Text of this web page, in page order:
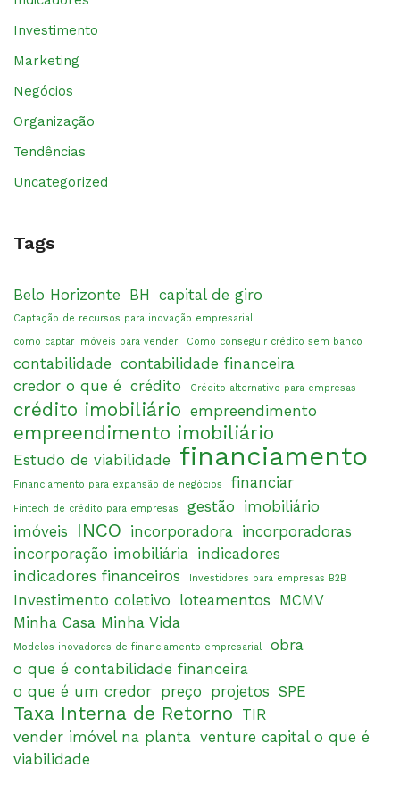
Investimento
Marketing
Negócios
Organização
Tendências
Uncategorized
Tags
Belo Horizonte BH capital de giro
Captação de recursos para inovação empresarial
como captar imóveis para vender
Como conseguir crédito sem banco
contabilidade contabilidade financeira
credor o que é crédito Crédito alternativo para empresas
crédito imobiliário empreendimento
empreendimento imobiliário
Estudo de viabilidade financiamento
Financiamento para expansão de negócios financiar
Fintech de crédito para empresas gestão imobiliário
imóveis
INCO incorporadora incorporadoras
incorporação imobiliária indicadores
indicadores financeiros
Investidores para empresas B2B
Investimento coletivo loteamentos MCMV
Minha Casa Minha Vida
Modelos inovadores de financiamento empresarial
obra
o que é contabilidade financeira
o que é um credor preço projetos SPE
Taxa Interna de Retorno TIR
vender imóvel na planta venture capital o que é
viabilidade